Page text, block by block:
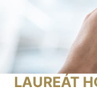
LAUREÁT